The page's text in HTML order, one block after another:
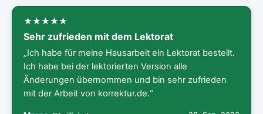
Sehr zufrieden mit dem Lektorat
„Ich habe für meine Hausarbeit ein Lektorat bestellt.
Ich habe bei der lektorierten Version alle
Änderungen übernommen und bin sehr zufrieden
mit der Arbeit von korrektur.de.“